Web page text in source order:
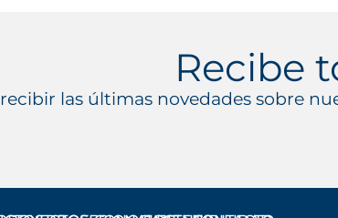
Recibe
las últimas novedades sobre